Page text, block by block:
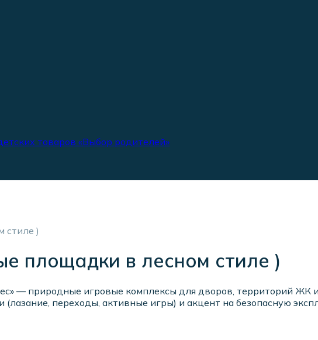
товаров «Выбор родителей»
стиле )
площадки в лесном стиле )
— природные игровые комплексы для дворов, территорий ЖК
(лазание, переходы, активные игры) и акцент на безопасную